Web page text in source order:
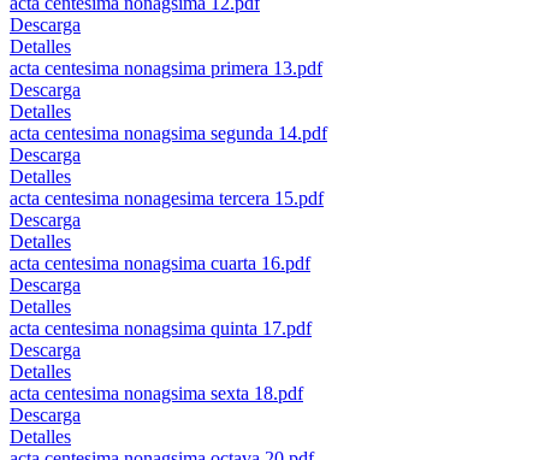
Descarga
Detalles
acta centesima nonagsima primera 13.pdf
Descarga
Detalles
acta centesima nonagsima segunda 14.pdf
Descarga
Detalles
acta centesima nonagesima tercera 15.pdf
Descarga
Detalles
acta centesima nonagsima cuarta 16.pdf
Descarga
Detalles
acta centesima nonagsima quinta 17.pdf
Descarga
Detalles
acta centesima nonagsima sexta 18.pdf
Descarga
Detalles